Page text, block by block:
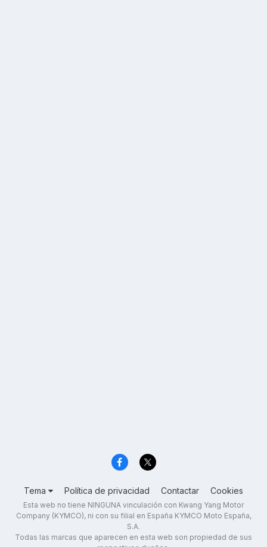
Tema Política de privacidad Contactar Cookies
Esta web no tiene NINGUNA vinculación con Kwang Yang Motor
Company (KYMCO), ni con su filial en España KYMCO Moto España,
S.A.
Todas las marcas que aparecen en esta web son propiedad de sus